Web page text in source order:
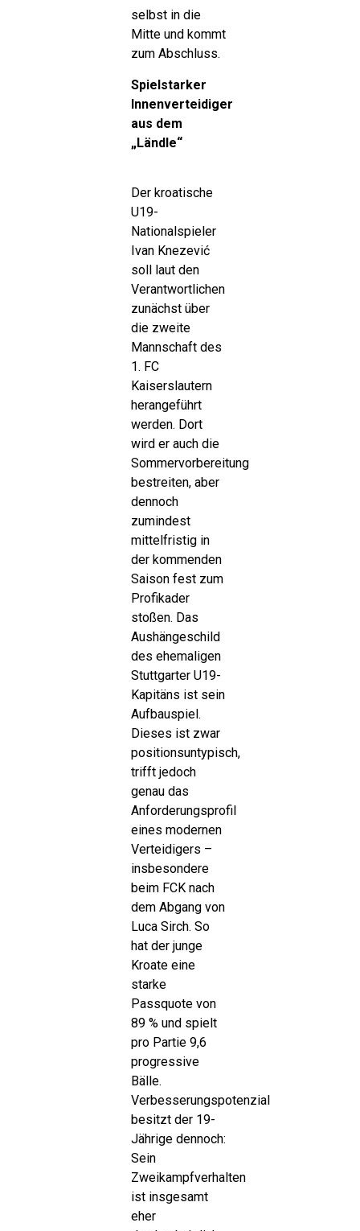
selbst in die
Mitte und kommt
zum Abschluss.
Spielstarker
Innenverteidiger
aus dem
„Ländle“
Der kroatische
U19-
Nationalspieler
Ivan Knezević
soll laut den
Verantwortlichen
zunächst über
die zweite
Mannschaft des
1. FC
Kaiserslautern
herangeführt
werden. Dort
wird er auch die
Sommervorbereitung
bestreiten, aber
dennoch
zumindest
mittelfristig in
der kommenden
Saison fest zum
Profikader
stoßen. Das
Aushängeschild
des ehemaligen
Stuttgarter U19-
Kapitäns ist sein
Aufbauspiel.
Dieses ist zwar
positionsuntypisch,
trifft jedoch
genau das
Anforderungsprofil
eines modernen
Verteidigers –
insbesondere
beim FCK nach
dem Abgang von
Luca Sirch. So
hat der junge
Kroate eine
starke
Passquote von
89 % und spielt
pro Partie 9,6
progressive
Bälle.
Verbesserungspotenzial
besitzt der 19-
Jährige dennoch:
Sein
Zweikampfverhalten
ist insgesamt
eher